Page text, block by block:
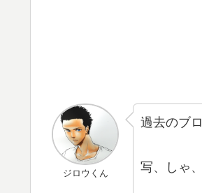
ジロウくん
過去のブ
写、しゃ